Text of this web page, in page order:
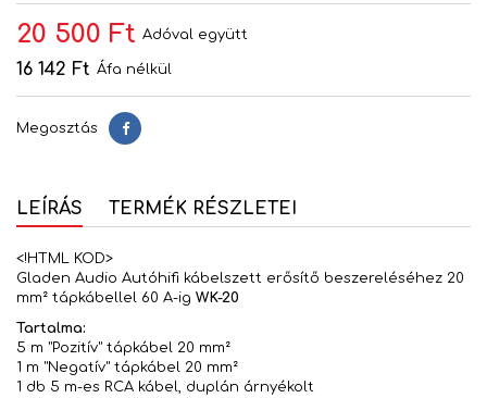
20 500 Ft Adóval együtt
16 142 Ft Áfa nélkül
Megosztás Megosztás
LEÍRÁS TERMÉK RÉSZLETEI
<!HTML KOD>
Gladen Audio Autóhifi kábelszett erősítő beszereléséhez 20
mm² tápkábellel 60 A-ig WK-20
Tartalma:
5 m "Pozitív" tápkábel 20 mm²
1 m "Negatív" tápkábel 20 mm²
1 db 5 m-es RCA kábel, duplán árnyékolt